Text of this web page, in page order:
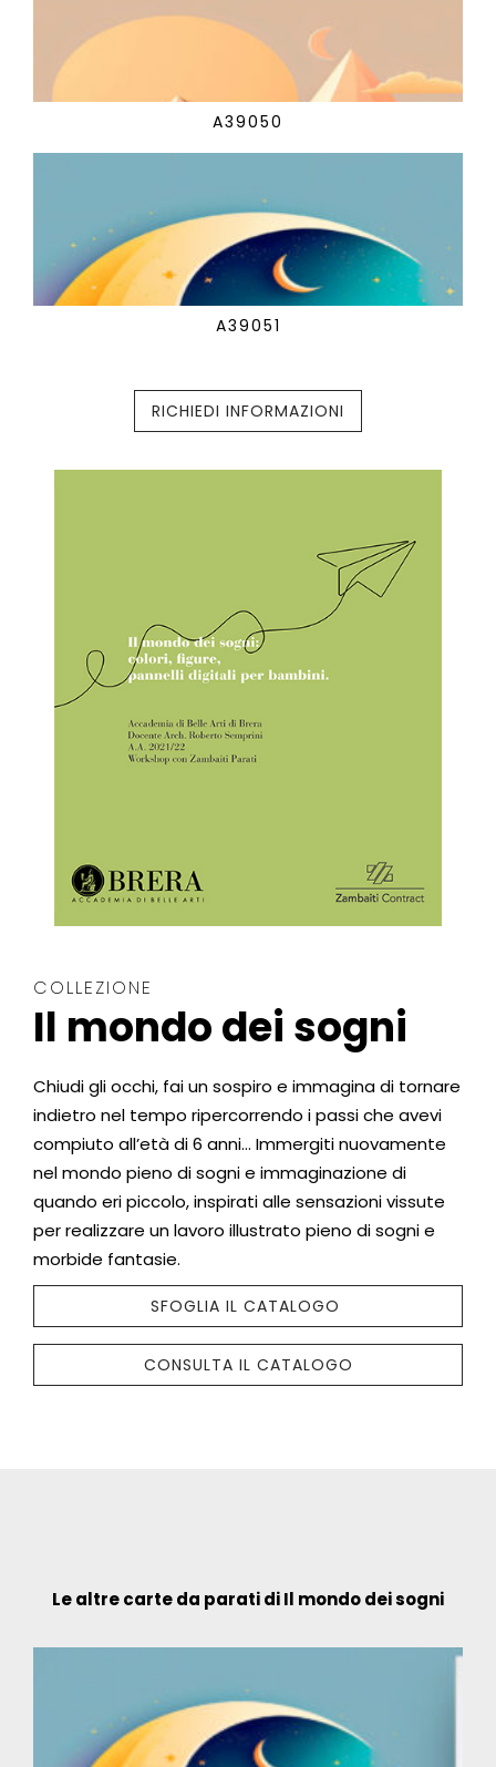
A39050
A39051
RICHIEDI INFORMAZIONI
COLLEZIONE
Il mondo dei sogni
Chiudi gli occhi, fai un sospiro e immagina di tornare
indietro nel tempo ripercorrendo i passi che avevi
compiuto all’età di 6 anni… Immergiti nuovamente
nel mondo pieno di sogni e immaginazione di
quando eri piccolo, inspirati alle sensazioni vissute
per realizzare un lavoro illustrato pieno di sogni e
morbide fantasie.
SFOGLIA IL CATALOGO
CONSULTA IL CATALOGO
Le altre carte da parati di Il mondo dei sogni